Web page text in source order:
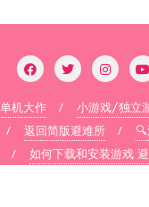
机大作 小游戏/独立
返回简版避难所
如何下载和安装游戏